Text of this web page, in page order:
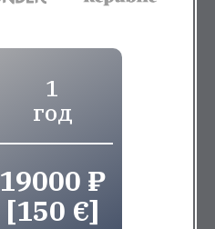
1
год
19000 ₽
[150 €]